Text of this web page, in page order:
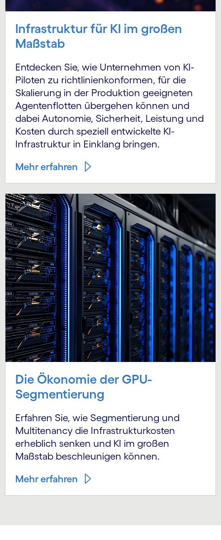
Infrastruktur für KI im großen
Maßstab
Entdecken Sie, wie Unternehmen von KI-
Piloten zu richtlinienkonformen, für die
Skalierung in der Produktion geeigneten
Agentenflotten übergehen können und
dabei Autonomie, Sicherheit, Leistung und
Kosten durch speziell entwickelte KI-
Infrastruktur in Einklang bringen.
Mehr erfahren
Die Ökonomie der GPU-
Segmentierung
Erfahren Sie, wie Segmentierung und
Multitenancy die Infrastrukturkosten
erheblich senken und KI im großen
Maßstab beschleunigen können.
Mehr erfahren